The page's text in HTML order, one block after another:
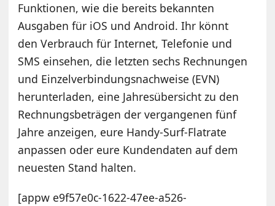
Funktionen, wie die bereits bekannten
Ausgaben für iOS und Android. Ihr könnt
den Verbrauch für Internet, Telefonie und
SMS einsehen, die letzten sechs Rechnungen
und Einzelverbindungsnachweise (EVN)
herunterladen, eine Jahresübersicht zu den
Rechnungsbeträgen der vergangenen fünf
Jahre anzeigen, eure Handy-Surf-Flatrate
anpassen oder eure Kundendaten auf dem
neuesten Stand halten.
[appw e9f57e0c-1622-47ee-a526-